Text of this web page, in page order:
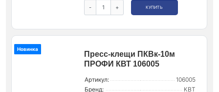
- + КУПИТЬ
Новинка
Пресс-клещи ПКВк-10м
ПРОФИ КВТ 106005
Артикул:
106005
Бренд:
КВТ